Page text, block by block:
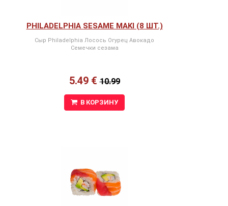
PHILADELPHIA SESAME MAKI (8 ШТ.)
Сыр Philadelphia Лосось Огурец Авокадо
Семечки сезама
5.49 €10.99
В КОРЗИНУ